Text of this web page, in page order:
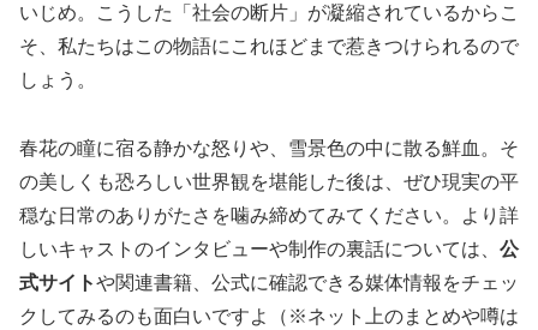
いじめ。こうした「社会の断片」が凝縮されているからこ
そ、私たちはこの物語にこれほどまで惹きつけられるので
しょう。
春花の瞳に宿る静かな怒りや、雪景色の中に散る鮮血。そ
の美しくも恐ろしい世界観を堪能した後は、ぜひ現実の平
穏な日常のありがたさを噛み締めてみてください。より詳
しいキャストのインタビューや制作の裏話については、 公
式サイトや関連書籍、公式に確認できる媒体情報をチェッ
クしてみるのも面白いですよ（※ネット上のまとめや噂は